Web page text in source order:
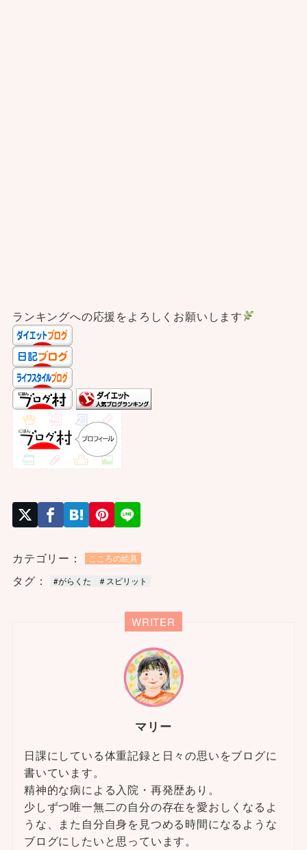
ランキングへの応援をよろしくお願いします
カテゴリー： こころの絵具
タグ： #がらくた ＃スピリット
WRITER
マリー
日課にしている体重記録と日々の思いをブログに
書いています。
精神的な病による入院・再発歴あり。
少しずつ唯一無二の自分の存在を愛おしくなるよ
うな、また自分自身を見つめる時間になるような
ブログにしたいと思っています。